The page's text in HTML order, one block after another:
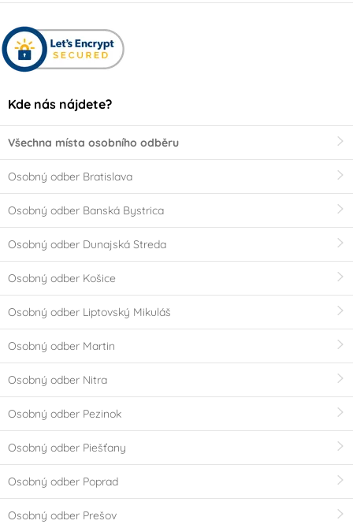
Kde nás nájdete?
Všechna místa osobního odběru
Osobný odber Bratislava
Osobný odber Banská Bystrica
Osobný odber Dunajská Streda
Osobný odber Košice
Osobný odber Liptovský Mikuláš
Osobný odber Martin
Osobný odber Nitra
Osobný odber Pezinok
Osobný odber Piešťany
Osobný odber Poprad
Osobný odber Prešov